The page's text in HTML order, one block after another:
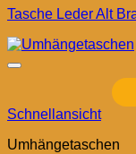
Tasche Leder Alt
Schnellansicht
Umhängetaschen